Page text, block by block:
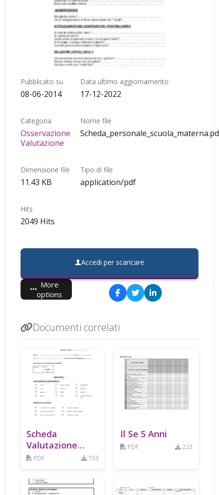
Pubblicato su
08-06-2014
Data ultimo aggiornamento
17-12-2022
Categoria
Osservazione
Valutazione
Nome file
Dimensione file
11.43 KB
Tipo di file
application/pdf
Hits
2049 Hits
Accedi per scaricare
More
options
Documenti correlati
Scheda
Valutazione
Elementari
PDF 153
Il Se 5 Anni
PDF 223